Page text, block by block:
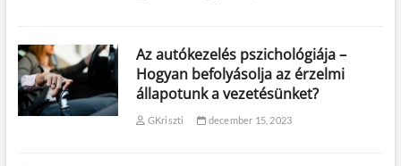
Az autókezelés pszichológiája –
Hogyan befolyásolja az érzelmi
állapotunk a vezetésünket?
GKriszti december 15, 2023